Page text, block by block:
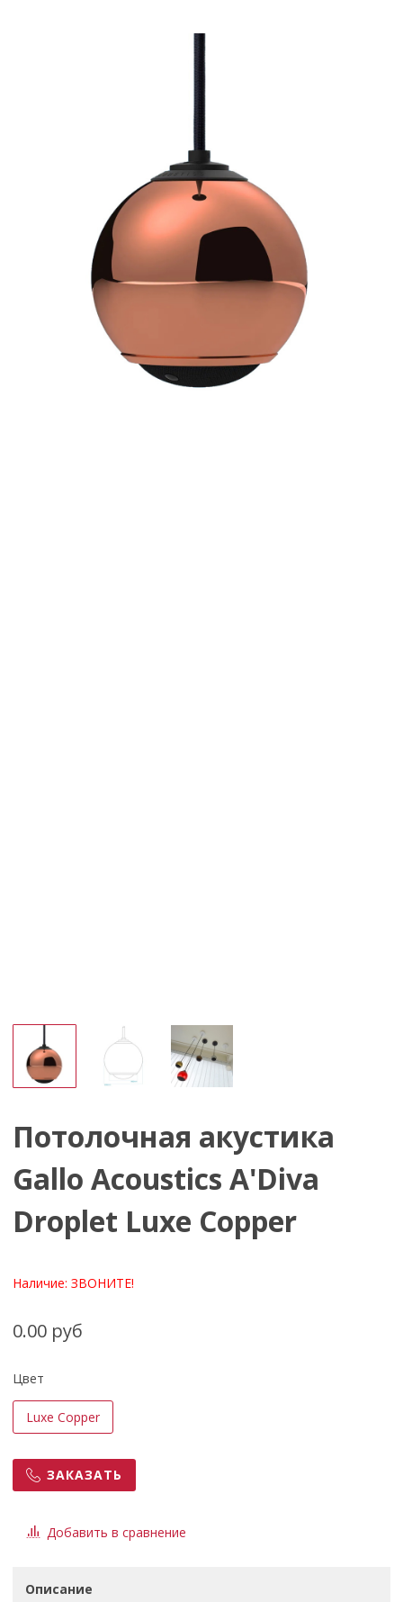
Потолочная акустика
Gallo Acoustics A'Diva
Droplet Luxe Copper
Наличие:ЗВОНИТЕ!
0.00 руб
Цвет
Luxe Copper
ЗАКАЗАТЬ
Добавить в сравнение
Описание